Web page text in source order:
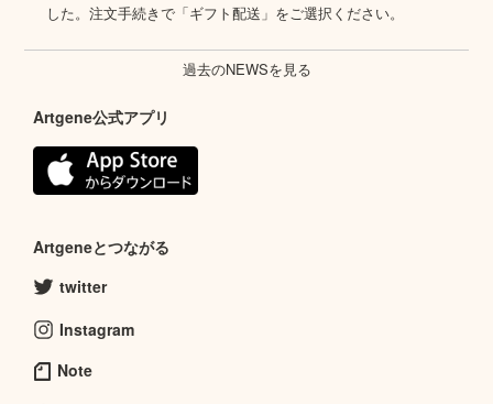
した。注文手続きで「ギフト配送」をご選択ください。
過去のNEWSを見る
Artgene公式アプリ
Artgeneとつながる
twitter
Instagram
Note